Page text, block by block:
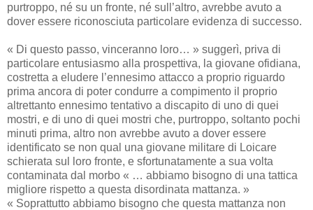
purtroppo, né su un fronte, né sull’altro, avrebbe avuto a
dover essere riconosciuta particolare evidenza di successo.
« Di questo passo, vinceranno loro… » suggerì, priva di
particolare entusiasmo alla prospettiva, la giovane ofidiana,
costretta a eludere l’ennesimo attacco a proprio riguardo
prima ancora di poter condurre a compimento il proprio
altrettanto ennesimo tentativo a discapito di uno di quei
mostri, e di uno di quei mostri che, purtroppo, soltanto pochi
minuti prima, altro non avrebbe avuto a dover essere
identificato se non qual una giovane militare di Loicare
schierata sul loro fronte, e sfortunatamente a sua volta
contaminata dal morbo « … abbiamo bisogno di una tattica
migliore rispetto a questa disordinata mattanza. »
« Soprattutto abbiamo bisogno che questa mattanza non